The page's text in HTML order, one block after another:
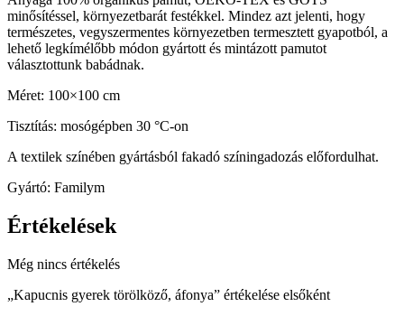
minősítéssel, környezetbarát festékkel. Mindez azt jelenti, hogy
természetes, vegyszermentes környezetben termesztett gyapotból, a
lehető legkímélőbb módon gyártott és mintázott pamutot
választottunk babádnak.
Méret: 100×100 cm
Tisztítás: mosógépben 30 °C-on
A textilek színében gyártásból fakadó színingadozás előfordulhat.
Gyártó: Familym
Értékelések
Még nincs értékelés
„Kapucnis gyerek törölköző, áfonya” értékelése elsőként